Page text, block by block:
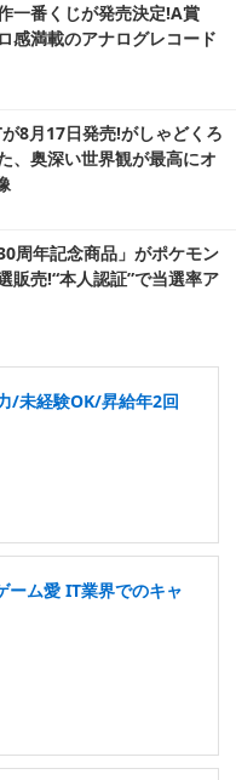
一番くじが発売決定!A賞
感満載のアナログレコード
8月17日発売!がしゃどくろ
、奥深い世界観が最高にオ
周年記念商品」がポケモン
販売!“本人認証”で当選率ア
/未経験OK/昇給年2回
ーム愛 IT業界でのキャ